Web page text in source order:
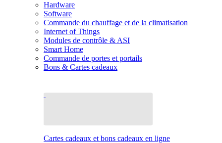
Hardware
Software
Commande du chauffage et de la climatisation
Internet of Things
Modules de contrôle & ASI
Smart Home
Commande de portes et portails
Bons & Cartes cadeaux
Cartes cadeaux et bons cadeaux en ligne